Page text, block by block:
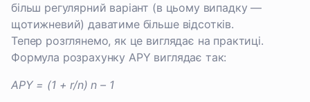
більш регулярний варіант (в цьому випадку —
щотижневий) даватиме більше відсотків.
Тепер розглянемо, як це виглядає на практиці.
Формула розрахунку APY виглядає так:
APY = (1 + r/n) n – 1